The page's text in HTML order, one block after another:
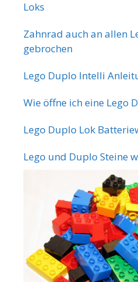
Loks
Zahnrad auch an allen
gebrochen
Lego Duplo Intelli
Wie öffne ich eine Lego
Lego Duplo Lok
Lego und Duplo Steine